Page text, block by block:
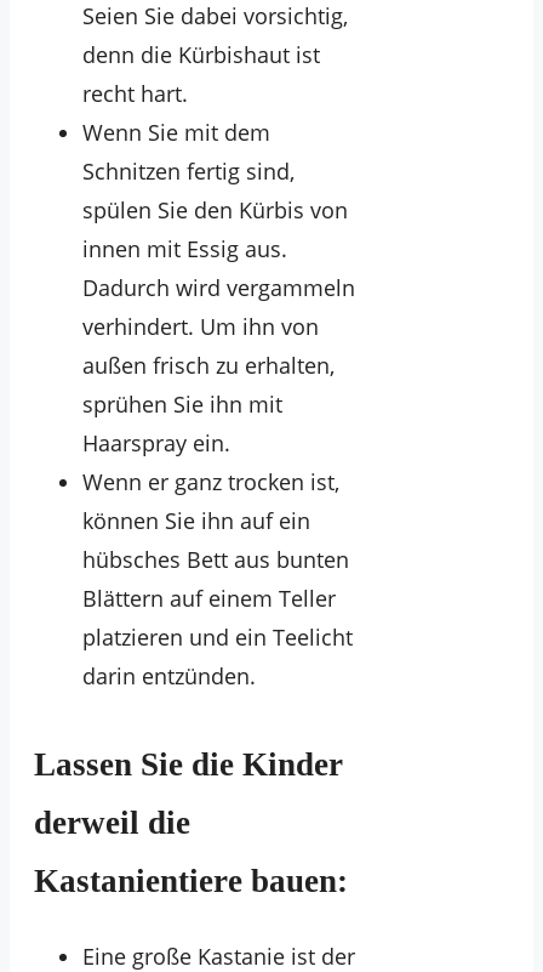
Seien Sie dabei vorsichtig,
denn die Kürbishaut ist
recht hart.
Wenn Sie mit dem
Schnitzen fertig sind,
spülen Sie den Kürbis von
innen mit Essig aus.
Dadurch wird vergammeln
verhindert. Um ihn von
außen frisch zu erhalten,
sprühen Sie ihn mit
Haarspray ein.
Wenn er ganz trocken ist,
können Sie ihn auf ein
hübsches Bett aus bunten
Blättern auf einem Teller
platzieren und ein Teelicht
darin entzünden.
Lassen Sie die Kinder
derweil die
Kastanientiere bauen:
Eine große Kastanie ist der